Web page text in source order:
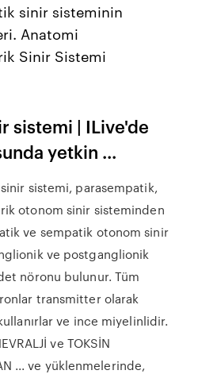
sinir sisteminin
Anatomi
Sinir Sistemi
sistemi | ILive'de
yetkin ...
sistemi, parasempatik,
otonom sinir sisteminden
ve sempatik otonom sinir
ve postganglionik
nöronu bulunur. Tüm
transmitter olarak
ve ince miyelinlidir.
ve TOKSİN
... ve yüklenmelerinde,